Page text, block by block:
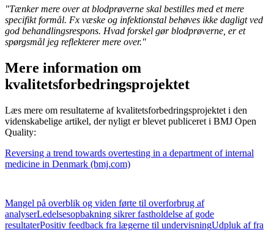
"Tænker mere over at blodprøverne skal bestilles med et mere
specifikt formål. Fx væske og infektionstal behøves ikke dagligt ved
god behandlingsrespons. Hvad forskel gør blodprøverne, er et
spørgsmål jeg reflekterer mere over."
Mere information om
kvalitetsforbedringsprojektet
Læs mere om resultaterne af kvalitetsforbedringsprojektet i den
videnskabelige artikel, der nyligt er blevet publiceret i BMJ Open
Quality:
Reversing a trend towards overtesting in a department of internal
medicine in Denmark (bmj.com)
Mangel på overblik og viden førte til overforbrug af
analyserLedelsesopbakning sikrer fastholdelse af gode
resultaterPositiv feedback fra lægerne til undervisningUdpluk af fra